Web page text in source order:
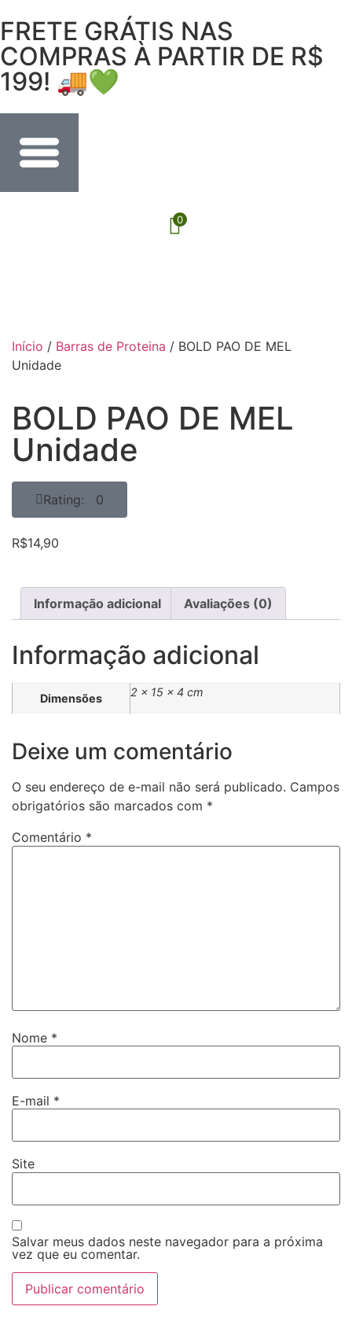
FRETE GRÁTIS NAS
COMPRAS À PARTIR DE R$
199! 🚚💚
0
Início / Barras de Proteina / BOLD PAO DE MEL
Unidade
BOLD PAO DE MEL
Unidade
Rating: 0
R$14,90
Informação adicional Avaliações (0)
Informação adicional
Dimensões 2 × 15 × 4 cm
Deixe um comentário
O seu endereço de e-mail não será publicado. Campos
obrigatórios são marcados com *
Comentário *
Nome *
E-mail *
Site
Salvar meus dados neste navegador para a próxima
vez que eu comentar.